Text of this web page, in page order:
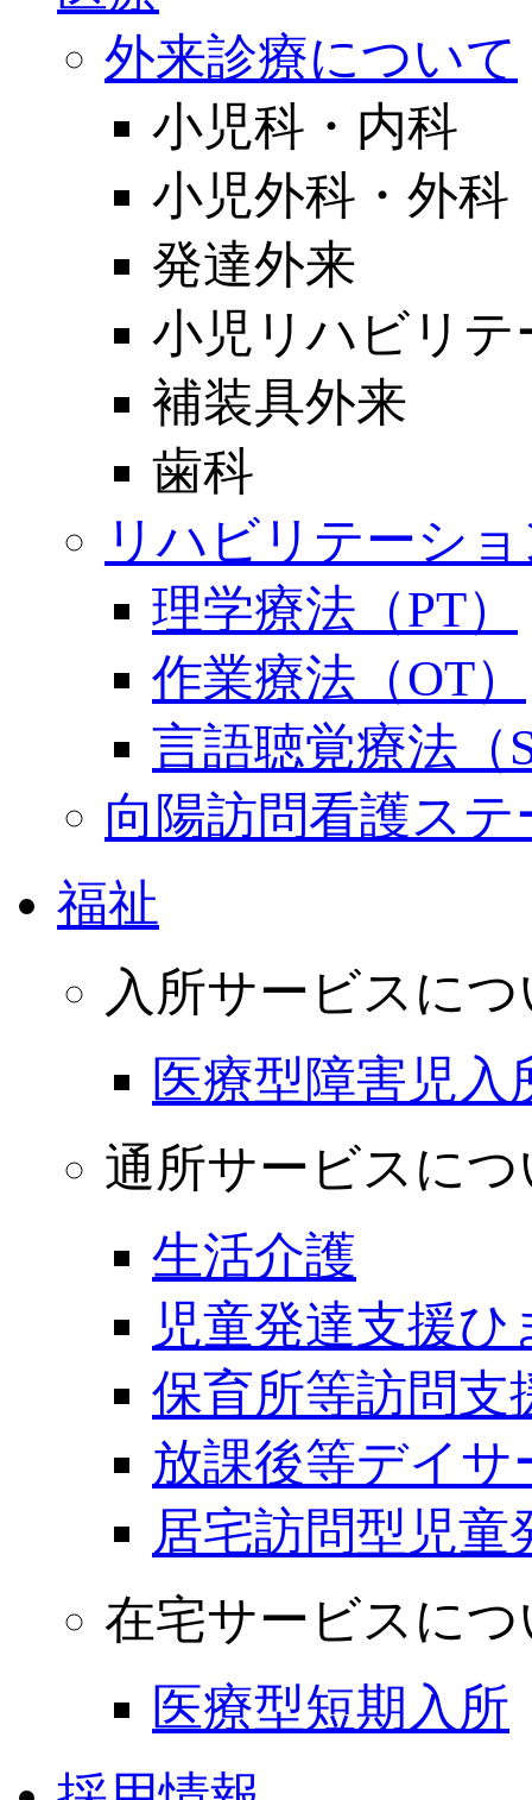
外来診療について
小児科・内科
小児外科・外科
発達外来
小児リハビリ
補装具外来
歯科
リハビリテーシ
理学療法（PT）
作業療法（OT）
言語聴覚療法（
向陽訪問看護ス
福祉
入所サービスに
医療型障害児入
通所サービスに
生活介護
児童発達支援ひ
保育所等訪問支
放課後等デイサ
居宅訪問型児童
在宅サービスに
医療型短期入所